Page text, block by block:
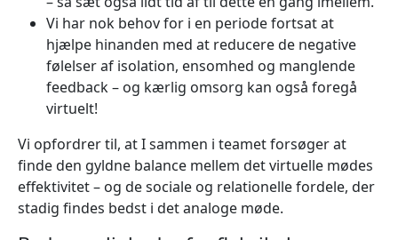
Vi har nok behov for i en periode fortsat at
hjælpe hinanden med at reducere de negative
følelser af isolation, ensomhed og manglende
feedback – og kærlig omsorg kan også foregå
virtuelt!
Vi opfordrer til, at I sammen i teamet forsøger at
finde den gyldne balance mellem det virtuelle mødes
effektivitet – og de sociale og relationelle fordele, der
stadig findes bedst i det analoge møde.